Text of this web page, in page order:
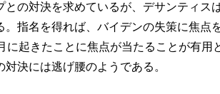
の対決を求めているが、デサンティス
。指名を得れば、バイデンの失策に焦点
に起きたことに焦点が当たることが有用
決には逃げ腰のようである。